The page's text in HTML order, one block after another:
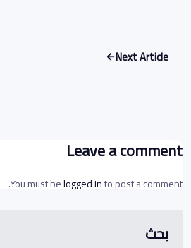
Next Article
Leave a comment
You must belogged into post a comment.
بحث